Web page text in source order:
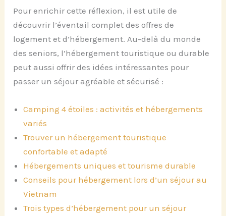
Pour enrichir cette réflexion, il est utile de
découvrir l’éventail complet des offres de
logement et d’hébergement. Au-delà du monde
des seniors, l’hébergement touristique ou durable
peut aussi offrir des idées intéressantes pour
passer un séjour agréable et sécurisé :
Camping 4 étoiles : activités et hébergements
variés
Trouver un hébergement touristique
confortable et adapté
Hébergements uniques et tourisme durable
Conseils pour hébergement lors d’un séjour au
Vietnam
Trois types d’hébergement pour un séjour